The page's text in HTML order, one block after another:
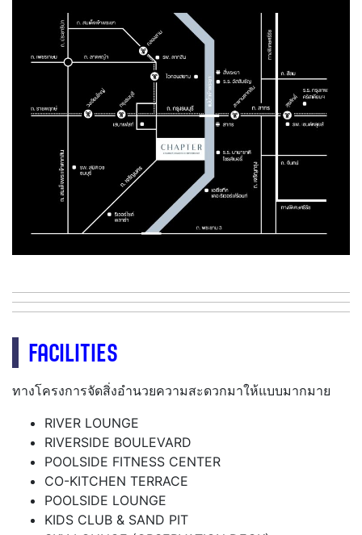
FACILITIES
ทางโครงการจัดสิ่งอำนวยความสะดวกมาให้แบบมากมาย
RIVER LOUNGE
RIVERSIDE BOULEVARD
POOLSIDE FITNESS CENTER
CO-KITCHEN TERRACE
POOLSIDE LOUNGE
KIDS CLUB & SAND PIT